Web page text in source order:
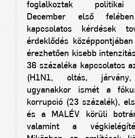
foglalkoztak politikai
December első
kapcsolatos kérdések
érdeklődés
érezhetően kisebb
36 százaléka kapcsolatos
(H1N1, oltás, járvány,
ugyanakkor ismét a
korrupció (23 százalék),
és a MALÉV körüli
valamint a